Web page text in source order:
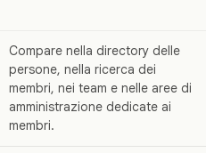
Compare nella directory delle
persone, nella ricerca dei
membri, nei team e nelle aree di
amministrazione dedicate ai
membri.